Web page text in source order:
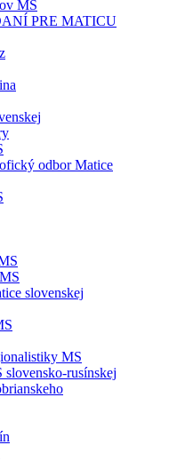
MS
PRE MATICU
odbor Matice
slovenskej
MS
rusínskej